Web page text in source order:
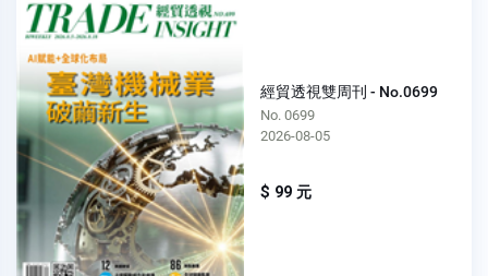
經貿透視雙周刊 - No.0699
No. 0699
2026-08-05
$ 99 元